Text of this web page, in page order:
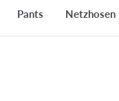
Pants Netzhosen